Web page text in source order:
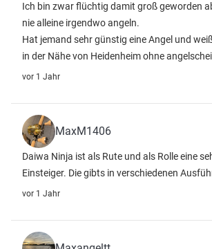
Ich bin zwar flüchtig damit groß geworden
nie alleine irgendwo angeln.
Hat jemand sehr günstig eine Angel und
in der Nähe von Heidenheim ohne
vor 1 Jahr
MaxM1406
Daiwa Ninja ist als Rute und als Rolle eine
Einsteiger. Die gibts in verschiedenen
vor 1 Jahr